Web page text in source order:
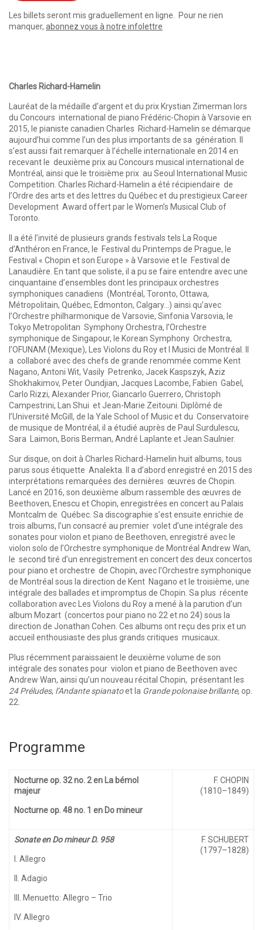
Les billets seront mis graduellement en ligne. Pour ne rien
manquer, abonnez vous à notre infolettre
Charles Richard-Hamelin
Lauréat de la médaille d’argent et du prix Krystian Zimerman lors
du Concours international de piano Frédéric-Chopin à Varsovie en
2015, le pianiste canadien Charles Richard-Hamelin se démarque
aujourd’hui comme l’un des plus importants de sa génération. Il
s’est aussi fait remarquer à l’échelle internationale en 2014 en
recevant le deuxième prix au Concours musical international de
Montréal, ainsi que le troisième prix au Seoul International Music
Competition. Charles Richard-Hamelin a été récipiendaire de
l’Ordre des arts et des lettres du Québec et du prestigieux Career
Development Award offert par le Women’s Musical Club of
Toronto.
Il a été l’invité de plusieurs grands festivals tels La Roque
d’Anthéron en France, le Festival du Printemps de Prague, le
Festival « Chopin et son Europe » à Varsovie et le Festival de
Lanaudière. En tant que soliste, il a pu se faire entendre avec une
cinquantaine d’ensembles dont les principaux orchestres
symphoniques canadiens (Montréal, Toronto, Ottawa,
Métropolitain, Québec, Edmonton, Calgary…) ainsi qu’avec
l’Orchestre philharmonique de Varsovie, Sinfonia Varsovia, le
Tokyo Metropolitan Symphony Orchestra, l’Orchestre
symphonique de Singapour, le Korean Symphony Orchestra,
l’OFUNAM (Mexique), Les Violons du Roy et I Musici de Montréal. Il
a collaboré avec des chefs de grande renommée comme Kent
Nagano, Antoni Wit, Vasily Petrenko, Jacek Kaspszyk, Aziz
Shokhakimov, Peter Oundjian, Jacques Lacombe, Fabien Gabel,
Carlo Rizzi, Alexander Prior, Giancarlo Guerrero, Christoph
Campestrini, Lan Shui et Jean-Marie Zeitouni. Diplômé de
l’Université McGill, de la Yale School of Music et du Conservatoire
de musique de Montréal, il a étudié auprès de Paul Surdulescu,
Sara Laimon, Boris Berman, André Laplante et Jean Saulnier.
Sur disque, on doit à Charles Richard-Hamelin huit albums, tous
parus sous étiquette Analekta. Il a d’abord enregistré en 2015 des
interprétations remarquées des dernières œuvres de Chopin.
Lancé en 2016, son deuxième album rassemble des œuvres de
Beethoven, Enescu et Chopin, enregistrées en concert au Palais
Montcalm de Québec. Sa discographie s’est ensuite enrichie de
trois albums, l’un consacré au premier volet d’une intégrale des
sonates pour violon et piano de Beethoven, enregistré avec le
violon solo de l’Orchestre symphonique de Montréal Andrew Wan,
le second tiré d’un enregistrement en concert des deux concertos
pour piano et orchestre de Chopin, avec l’Orchestre symphonique
de Montréal sous la direction de Kent Nagano et le troisième, une
intégrale des ballades et impromptus de Chopin. Sa plus récente
collaboration avec Les Violons du Roy a mené à la parution d’un
album Mozart (concertos pour piano no 22 et no 24) sous la
direction de Jonathan Cohen. Ces albums ont reçu des prix et un
accueil enthousiaste des plus grands critiques musicaux.
Plus récemment paraissaient le deuxième volume de son
intégrale des sonates pour violon et piano de Beethoven avec
Andrew Wan, ainsi qu’un nouveau récital Chopin, présentant les
24 Préludes, l’Andante spianatoet la Grande polonaise brillante, op.
22.
Programme
Nocturne op. 32 no. 2 en La bémol
majeur
Nocturne op. 48 no. 1 en Do mineur
F. CHOPIN
(1810–1849)
Sonate en Do mineur D. 958
I. Allegro
II. Adagio
III. Menuetto: Allegro – Trio
IV. Allegro
F. SCHUBERT
(1797–1828)